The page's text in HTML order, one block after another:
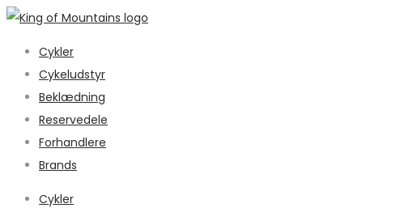
Cykler
Cykeludstyr
Beklædning
Reservedele
Forhandlere
Brands
Cykler